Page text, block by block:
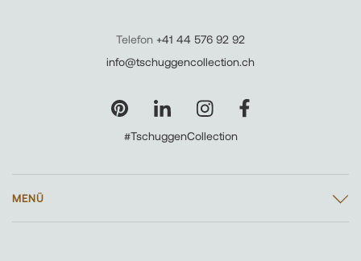
Telefon +41 44 576 92 92
info@tschuggencollection.ch
#TschuggenCollection
MENÜ